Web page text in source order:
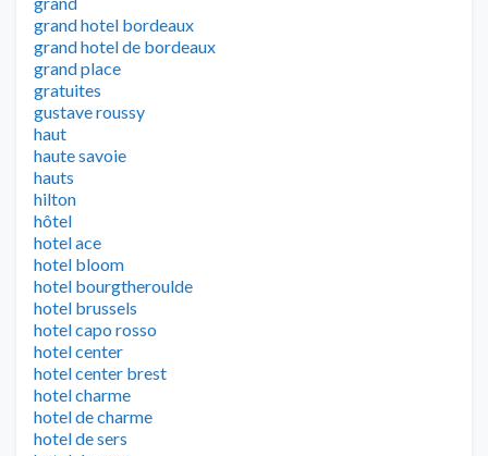
grand hotel bordeaux
grand hotel de bordeaux
grand place
gratuites
gustave roussy
haut
haute savoie
hauts
hilton
hôtel
hotel ace
hotel bloom
hotel bourgtheroulde
hotel brussels
hotel capo rosso
hotel center
hotel center brest
hotel charme
hotel de charme
hotel de sers